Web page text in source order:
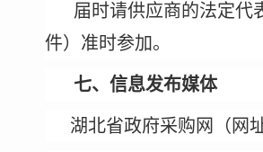
届时请供应商的法定代
件）准时参加。
七、信息发布媒体
湖北省政府采购网（网址